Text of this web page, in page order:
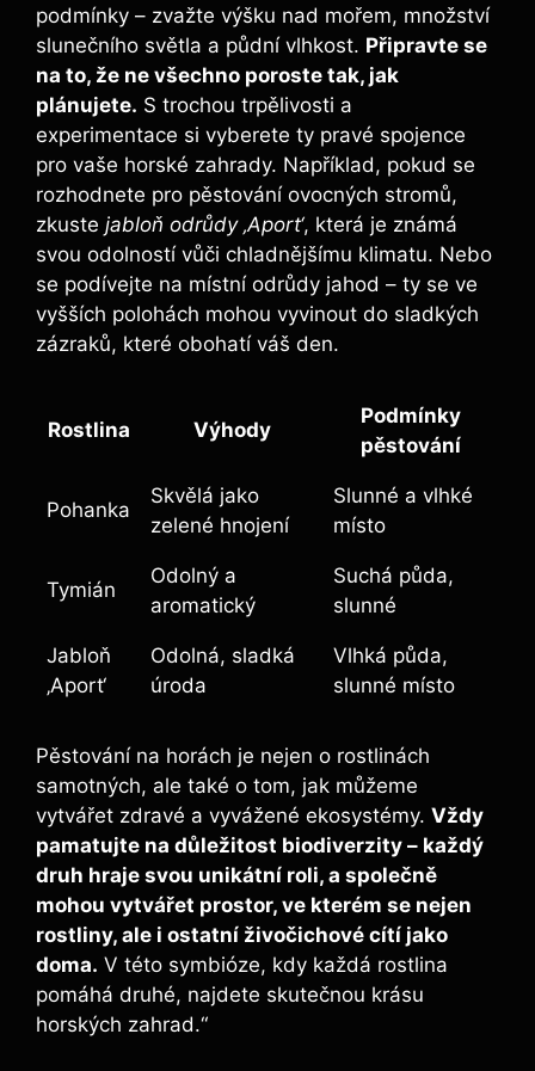
podmínky – zvažte výšku nad mořem, množství
slunečního světla a půdní vlhkost. Připravte se
na to, že ne všechno poroste tak, jak
plánujete. S trochou trpělivosti a
experimentace si vyberete ty pravé spojence
pro vaše horské zahrady. Například, pokud se
rozhodnete pro pěstování ovocných stromů,
zkuste jabloň odrůdy ‚Aport‘, která je známá
svou odolností vůči chladnějšímu klimatu. Nebo
se podívejte na místní odrůdy jahod – ty se ve
vyšších polohách mohou vyvinout do sladkých
zázraků, které obohatí váš den.
Rostlina Výhody
Podmínky
pěstování
Pohanka
Skvělá jako
zelené hnojení
Slunné a vlhké
místo
Tymián
Odolný a
aromatický
Suchá půda,
slunné
Jabloň
‚Aport‘
Odolná, sladká
úroda
Vlhká půda,
slunné místo
Pěstování na horách je nejen o rostlinách
samotných, ale také o tom, jak můžeme
vytvářet zdravé a vyvážené ekosystémy. Vždy
pamatujte na důležitost biodiverzity – každý
druh hraje svou unikátní roli, a společně
mohou vytvářet prostor, ve kterém se nejen
rostliny, ale i ostatní živočichové cítí jako
doma. V této symbióze, kdy každá rostlina
pomáhá druhé, najdete skutečnou krásu
horských zahrad.“